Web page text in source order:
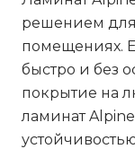
решением
помещениях.
быстро и без
покрытие на
ламинат